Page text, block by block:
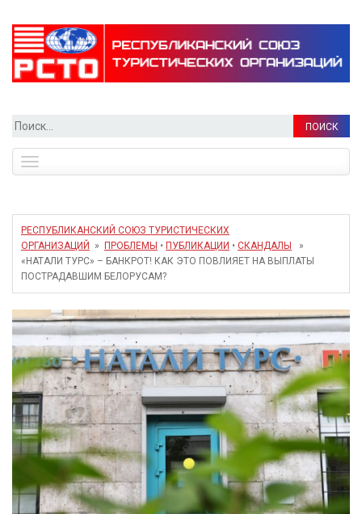
Найти:
navigation
РЕСПУБЛИКАНСКИЙ СОЮЗ ТУРИСТИЧЕСКИХ
ОРГАНИЗАЦИЙ
» ПРОБЛЕМЫ • ПУБЛИКАЦИИ • СКАНДАЛЫ
»
«НАТАЛИ ТУРС» – БАНКРОТ! КАК ЭТО ПОВЛИЯЕТ НА ВЫПЛАТЫ
ПОСТРАДАВШИМ БЕЛОРУСАМ?